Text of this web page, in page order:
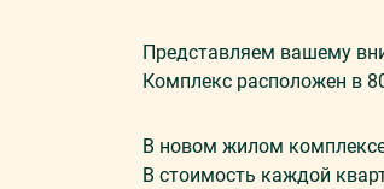
Представляем вашему
Комплекс расположен в
В новом жилом
В стоимость каждой